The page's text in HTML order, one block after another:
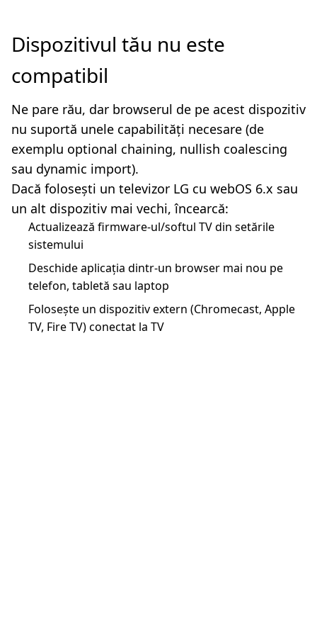
Dispozitivul tău nu este
compatibil
Ne pare rău, dar browserul de pe acest dispozitiv
nu suportă unele capabilități necesare (de
exemplu optional chaining, nullish coalescing
sau dynamic import).
Dacă folosești un televizor LG cu webOS 6.x sau
un alt dispozitiv mai vechi, încearcă:
Actualizează firmware-ul/softul TV din setările
sistemului
Deschide aplicația dintr-un browser mai nou pe
telefon, tabletă sau laptop
Folosește un dispozitiv extern (Chromecast, Apple
TV, Fire TV) conectat la TV